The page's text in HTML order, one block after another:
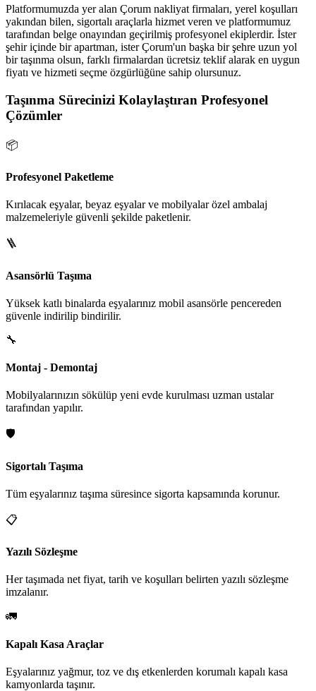
Platformumuzda yer alan Çorum nakliyat firmaları, yerel koşulları
yakından bilen, sigortalı araçlarla hizmet veren ve platformumuz
tarafından belge onayından geçirilmiş profesyonel ekiplerdir. İster
şehir içinde bir apartman, ister Çorum'un başka bir şehre uzun yol
bir taşınma olsun, farklı firmalardan ücretsiz teklif alarak en uygun
fiyatı ve hizmeti seçme özgürlüğüne sahip olursunuz.
Taşınma Sürecinizi Kolaylaştıran Profesyonel
Çözümler
📦
Profesyonel Paketleme
Kırılacak eşyalar, beyaz eşyalar ve mobilyalar özel ambalaj
malzemeleriyle güvenli şekilde paketlenir.
🪜
Asansörlü Taşıma
Yüksek katlı binalarda eşyalarınız mobil asansörle pencereden
güvenle indirilip bindirilir.
🔧
Montaj - Demontaj
Mobilyalarınızın sökülüp yeni evde kurulması uzman ustalar
tarafından yapılır.
🛡️
Sigortalı Taşıma
Tüm eşyalarınız taşıma süresince sigorta kapsamında korunur.
📋
Yazılı Sözleşme
Her taşımada net fiyat, tarih ve koşulları belirten yazılı sözleşme
imzalanır.
🚛
Kapalı Kasa Araçlar
Eşyalarınız yağmur, toz ve dış etkenlerden korumalı kapalı kasa
kamyonlarda taşınır.